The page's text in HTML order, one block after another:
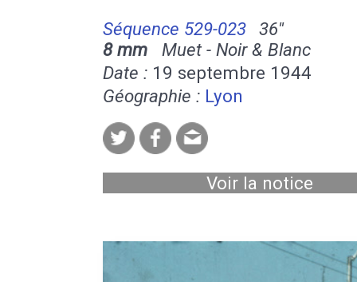
Séquence 529-023
36''
8 mm Muet - Noir & Blanc
Date : 19 septembre 1944
Géographie : Lyon
Voir la notice